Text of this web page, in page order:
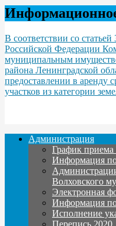
В соответствии со
Российской Федерации
муниципальным
района Ленинградской
предоставлении в аренду
участков из категории
Администрация
График приема
Информация
Волховского
Электронная
Информация
Исполнение
Перепись 2020